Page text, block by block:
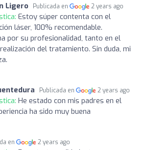
Ligero Publicada en 2 years ago
Estoy súper contenta con el
láser, 100% recomendable.
por su profesionalidad, tanto en el
del tratamiento. Sin duda, mi
Publicada en 2 years ago
He estado con mis padres en el
ha sido muy buena
en 2 years ago